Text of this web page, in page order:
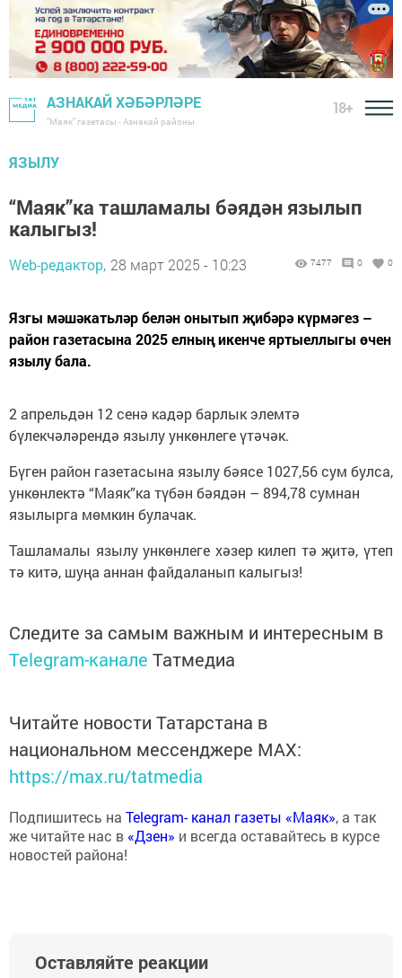
АЗНАКАЙ ХӘБӘРЛӘРЕ
"Маяк" газетасы - Азнакай районы
18+
ЯЗЫЛУ
“Маяк”ка ташламалы бәядән язылып
калыгыз!
Web-редактор, 28 март 2025 - 10:23 7477 0 0
Язгы мәшәкатьләр белән онытып җибәрә күрмәгез –
район газетасына 2025 елның икенче яртыеллыгы өчен
язылу бала.
2 апрельдән 12 сенә кадәр барлык элемтә
бүлекчәләрендә язылу ункөнлеге үтәчәк.
Бүген район газетасына язылу бәясе 1027,56 сум булса,
ункөнлектә “Маяк”ка түбән бәядән – 894,78 сумнан
язылырга мөмкин булачак.
Ташламалы язылу ункөнлеге хәзер килеп тә җитә, үтеп
тә китә, шуңа аннан файдаланып калыгыз!
Следите за самым важным и интересным в
Telegram-канале Татмедиа
Читайте новости Татарстана в
национальном мессенджере MАХ:
https://max.ru/tatmedia
Подпишитесь на Telegram- канал газеты «Маяк», а так
же читайте нас в «Дзен» и всегда оставайтесь в курсе
новостей района!
Оставляйте реакции